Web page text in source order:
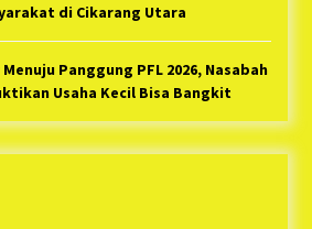
di Cikarang Utara
Panggung PFL 2026, Nasabah
Usaha Kecil Bisa Bangkit